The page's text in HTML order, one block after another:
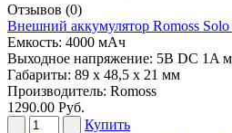
Отзывов (0)
Внешний аккумулятор Romoss Solo
Емкость: 4000 мАч
Выходное напряжение: 5В DC 1A
Габариты: 89 х 48,5 х 21 мм
Производитель: Romoss
1290.00 Руб.
Купить